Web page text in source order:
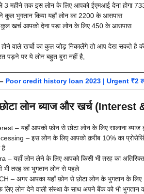
3 महीने तक इस लोन के लिए आपको ईएमआई देना होगा
कुल भुगतान किया यहाँ लोन का 2200 के आसपास
कुल खर्च आपको देना पड़ा लोन के लिए 450 के आसपास
वाले खर्चो का कुल जोड़ निकालेंगे तो आप देख सकते है
पड़ने पर ये लोन बहुत बुरा नहीं है,
Poor credit history loan 2023 | Urgent ₹2
लोन ब्याज और खर्च (Interest
– यहाँ आपको फ़ोन से छोटा लोन के लिए सालाना
– इस लोन के लिए आपको क़रीब 10% का
है
– यहाँ लोन लेने के लिए आपको किसी भी तरह का
भी तरह का भुगतान लोन से पहले
– अगर आपका यहाँ फ़ोन से छोटा लोन के भुगतान के
लिए लोन देने वाली संस्था के साथ अपने बैंक को भी भुगतान